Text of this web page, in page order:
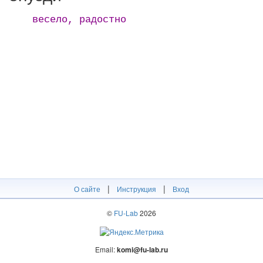
весело, радостно
О сайте | Инструкция | Вход
© FU-Lab2026
Email:komi@fu-lab.ru